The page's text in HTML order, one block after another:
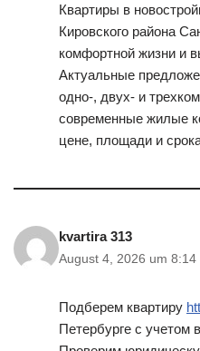
Квартиры в
Кировского района
комфортной жизни и
Актуальные
одно-, двух- и
современные жилые
цене, площади и
kvartira 313
August 4, 2026 um 8:14
Подберем квартиру
Петербурге с учетом